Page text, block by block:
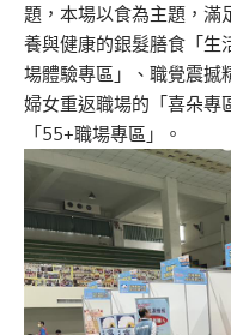
題，本場以食為主題，滿
養與健康的銀髮膳食「生
場體驗專區」、職覺震撼
婦女重返職場的「喜朵專
「55+職場專區」。